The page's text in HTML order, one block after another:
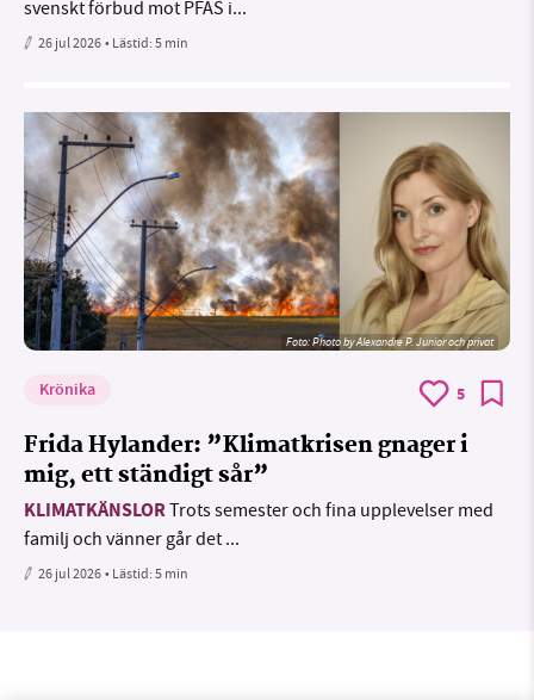
svenskt förbud mot PFAS i...
26 jul 2026• Lästid:5 min
Foto:Photo by Alexandre P. Junior och privat
Krönika 5
Frida Hylander: ”Klimatkrisen gnager i
mig, ett ständigt sår”
KLIMATKÄNSLORTrots semester och fina upplevelser med
familj och vänner går det ...
26 jul 2026• Lästid:5 min